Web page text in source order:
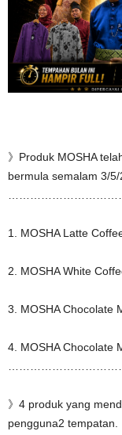
》Produk MOSHA
bermula semalam 3/5/
1. MOSHA Latte
2. MOSHA White
3. MOSHA Chocolate
4. MOSHA Chocolate
》4 produk yang
pengguna2 tempatan.